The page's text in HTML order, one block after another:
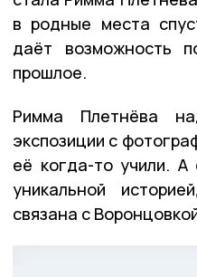
в родные места
даёт возможность
прошлое.
Римма Плетнёва
экспозиции с
её когда-то учили. А
уникальной
связана с